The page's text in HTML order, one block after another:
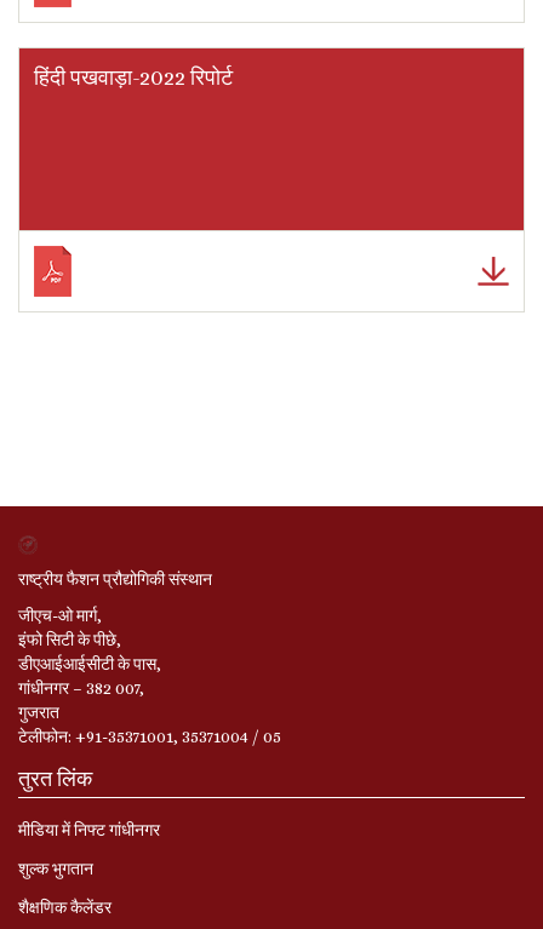
हिंदी पखवाड़ा-2022 रिपोर्ट
राष्ट्रीय फैशन प्रौद्योगिकी संस्थान
जीएच-ओ मार्ग,
इंफो सिटी के पीछे,
डीएआईआईसीटी के पास,
गांधीनगर – 382 007,
गुजरात
टेलीफोन: +91-35371001, 35371004 / 05
तुरत लिंक
मीडिया में निफ्ट गांधीनगर
शुल्क भुगतान
शैक्षणिक कैलेंडर